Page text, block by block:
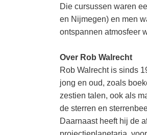
Die cursussen waren
en Nijmegen) en men
ontspannen atmosfeer
Over Rob Walrecht
Rob Walrecht is sinds
jong en oud, zoals
zestien talen, ook als
de sterren en
Daarnaast heeft hij de